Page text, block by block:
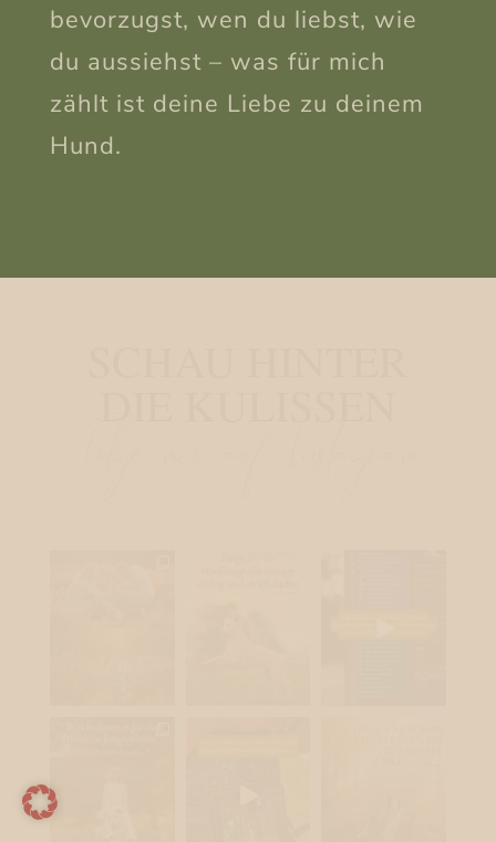
bevorzugst, wen du liebst, wie
du aussiehst – was für mich
zählt ist deine Liebe zu deinem
Hund.